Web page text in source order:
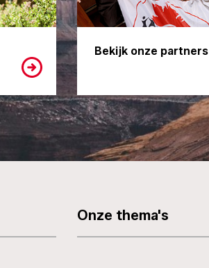
Bekijk onze partners
Onze thema's